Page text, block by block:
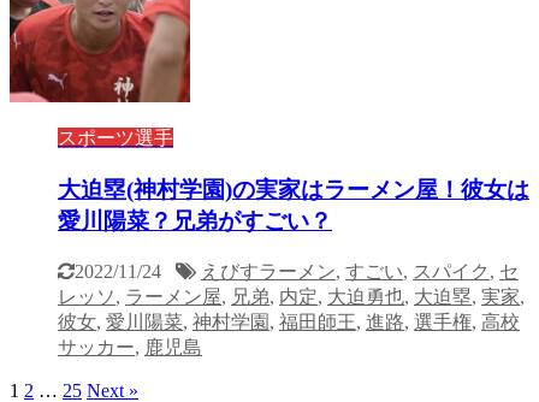
スポーツ選手
大迫塁(神村学園)の実家はラーメン屋！彼女は
愛川陽菜？兄弟がすごい？
2022/11/24 えびすラーメン, すごい, スパイク , セ
レッソ, ラーメン屋, 兄弟, 内定, 大迫勇也, 大迫塁, 実家,
彼女, 愛川陽菜, 神村学園 , 福田師王, 進路, 選手権, 高校
サッカー, 鹿児島
1 2 … 25 Next »